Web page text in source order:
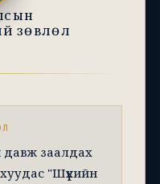
ЗӨВЛӨЛ
давж заалдах
"Шүүхийн